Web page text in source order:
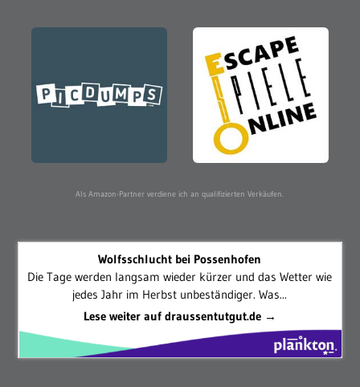
Als Amazon-Partner verdiene ich an qualifizierten Verkäufen.
Wolfsschlucht bei Possenhofen
Die Tage werden langsam wieder kürzer und das Wetter wie
jedes Jahr im Herbst unbeständiger. Was...
Lese weiter auf draussentutgut.de →